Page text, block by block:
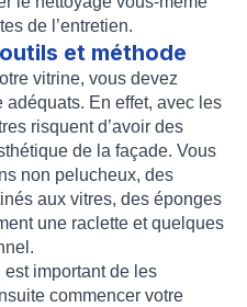
de l’entretien.
et méthode
vitrine, vous devez
En effet, avec les
risquent d’avoir des
de la façade. Vous
non pelucheux, des
aux vitres, des éponges
une raclette et quelques
est important de les
commencer votre